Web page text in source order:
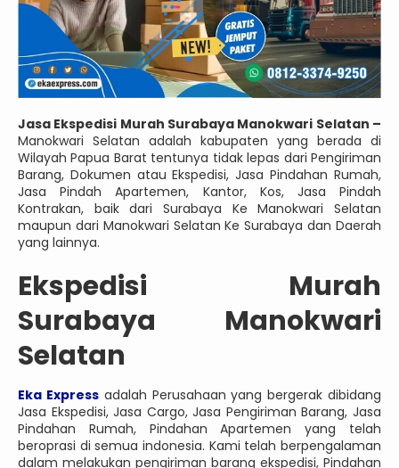
Jasa Ekspedisi Murah Surabaya Manokwari Selatan –
Manokwari Selatan adalah kabupaten yang berada di
Wilayah Papua Barat tentunya tidak lepas dari Pengiriman
Barang, Dokumen atau Ekspedisi, Jasa Pindahan Rumah,
Jasa Pindah Apartemen, Kantor, Kos, Jasa Pindah
Kontrakan, baik dari Surabaya Ke Manokwari Selatan
maupun dari Manokwari Selatan Ke Surabaya dan Daerah
yang lainnya.
Ekspedisi Murah
Surabaya Manokwari
Selatan
Eka Expressadalah Perusahaan yang bergerak dibidang
Jasa Ekspedisi, Jasa Cargo, Jasa Pengiriman Barang, Jasa
Pindahan Rumah, Pindahan Apartemen yang telah
beroprasi di semua indonesia. Kami telah berpengalaman
dalam melakukan pengiriman barang ekspedisi, Pindahan